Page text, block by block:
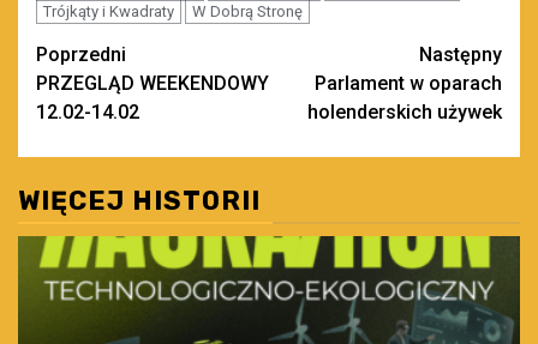
Trójkąty i Kwadraty
W Dobrą Stronę
Zobacz
wpisy
Poprzedni
PRZEGLĄD WEEKENDOWY
12.02-14.02
Następny
Parlament w oparach
holenderskich używek
WIĘCEJ HISTORII